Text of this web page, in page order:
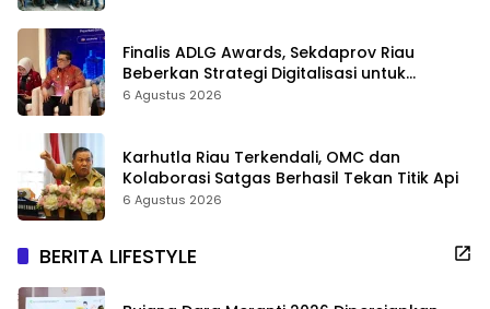
Finalis ADLG Awards, Sekdaprov Riau
Beberkan Strategi Digitalisasi untuk
Tingkatkan Layanan Publik
6 Agustus 2026
Karhutla Riau Terkendali, OMC dan
Kolaborasi Satgas Berhasil Tekan Titik Api
6 Agustus 2026
BERITA LIFESTYLE